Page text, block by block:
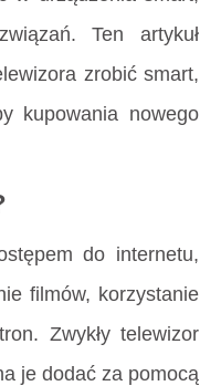
Ten artykuł
zrobić smart,
kupowania nowego
do internetu,
filmów, korzystanie
Zwykły telewizor
je dodać za pomocą